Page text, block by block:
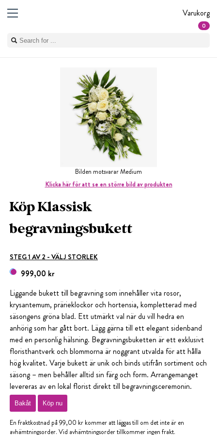
Varukorg
0
Bilden motsvarar Medium
Klicka här för att se en större bild av produkten
Köp Klassisk
begravningsbukett
STEG 1 AV 2 - VÄLJ STORLEK
999,00 kr
Liggande bukett till begravning som innehåller vita rosor,
krysantemum, prärieklockor och hortensia, kompletterad med
säsongens gröna blad. Ett utmärkt val när du vill hedra en
anhörig som har gått bort. Lägg gärna till ett elegant sidenband
med en personlig hälsning. Begravningsbuketten är ett exklusivt
floristhantverk och blommorna är noggrant utvalda för att hålla
hög kvalitet. Varje bukett är unik och binds utifrån sortiment och
säsong – men behåller alltid sin färg och form. Arrangemanget
levereras av en lokal florist direkt till begravningsceremonin.
Bakåt Köp nu
En fraktkostnad på 99,00 kr kommer att läggas till om det inte är en
avhämtningsorder. Vid avhämtningsorder tillkommer ingen frakt.